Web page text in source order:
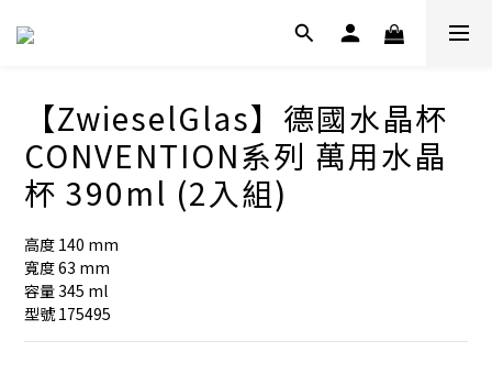
【ZwieselGlas】德國水晶杯
CONVENTION系列 萬用水晶
杯 390ml (2入組)
高度 140 mm
寬度 63 mm
容量 345 ml
型號 175495